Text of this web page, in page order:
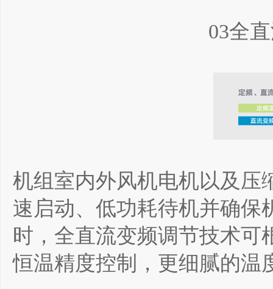
03全
机组室内外风机电机以及压
速启动、低功耗待机并确保
时，全直流变频调节技术
恒温精度控制，更细腻的温